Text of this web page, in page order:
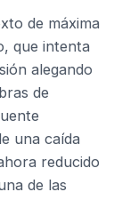
de máxima
que intenta
alegando
de
una caída
reducido
de las